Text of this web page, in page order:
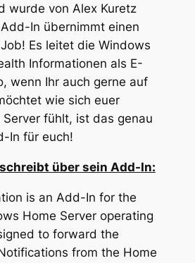
wurde von Alex Kuretz
In übernimmt einen
Es leitet die Windows
Informationen als E-
wenn Ihr auch gerne auf
wie sich euer
fühlt, ist das genau
In für euch!
über sein Add-In:
is an Add-In for the
Home Server operating
to forward the
from the Home